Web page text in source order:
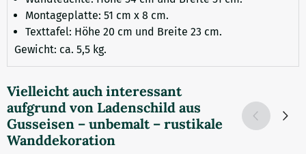
Montageplatte: 51 cm x 8 cm.
Texttafel: Höhe 20 cm und Breite 23 cm.
Gewicht: ca. 5,5 kg.
Vielleicht auch interessant
aufgrund von Ladenschild aus
Gusseisen – unbemalt – rustikale
Wanddekoration